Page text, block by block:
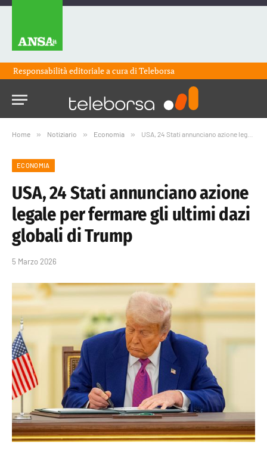
Responsabilità editoriale a cura diTeleborsa
Home » Notiziario » Economia » USA, 24 Stati annunciano azione legale per fermare gli ultimi dazi globali di Trump
ECONOMIA
USA, 24 Stati annunciano azione
legale per fermare gli ultimi dazi
globali di Trump
5 Marzo 2026